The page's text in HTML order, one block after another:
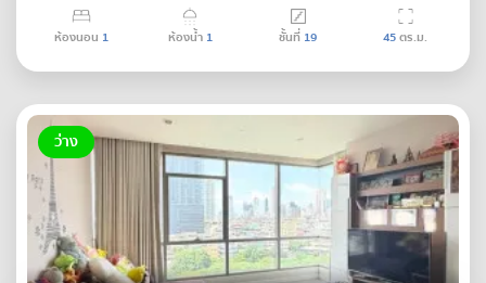
ห้องนอน 1 ห้องน้ำ 1 ชั้นที่ 19 45ตร.ม.
ว่าง